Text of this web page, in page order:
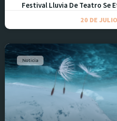
Festival Lluvia De Teatro Se
20 DE
Noticia